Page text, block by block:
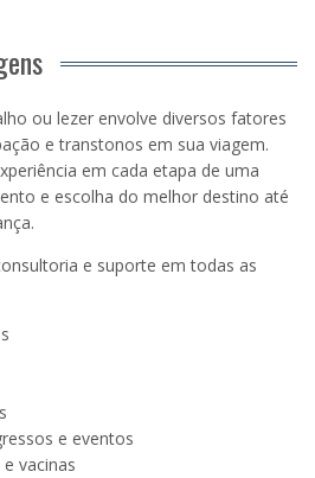
ou lezer envolve diversos fatores
e transtonos em sua viagem.
em cada etapa de uma
e escolha do melhor destino até
e suporte em todas as
e eventos
vacinas